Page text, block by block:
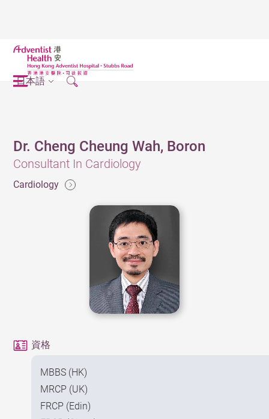
日本語
Dr. Cheng Cheung Wah, Boron
Consultant In Cardiology
Cardiology
資格
MBBS (HK)
MRCP (UK)
FRCP (Edin)